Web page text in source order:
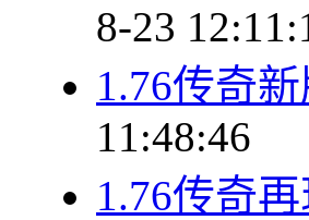
8-23
1.76传奇
11:48:46
1.76传奇